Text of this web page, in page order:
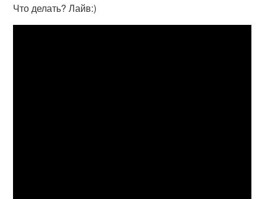
Что делать? Лайв:)